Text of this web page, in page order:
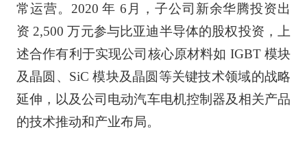
常运营。2020 年 6月，子公司新余华腾投资出
资 2,500 万元参与比亚迪半导体的股权投资，上
述合作有利于实现公司核心原材料如 IGBT 模块
及晶圆、SiC 模块及晶圆等关键技术领域的战略
延伸，以及公司电动汽车电机控制器及相关产品
的技术推动和产业布局。